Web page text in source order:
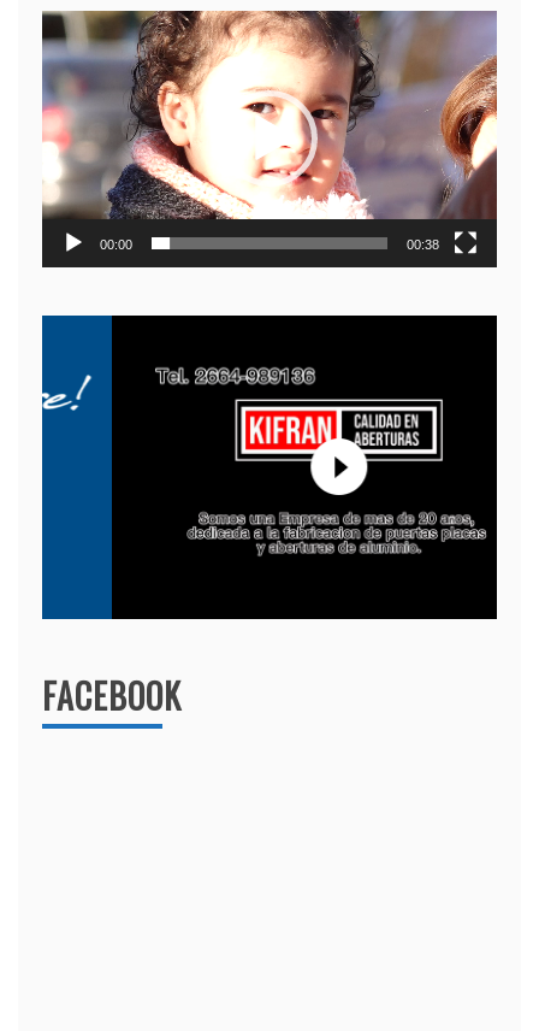
Reproductor
de
video
00:00 00:38
FACEBOOK